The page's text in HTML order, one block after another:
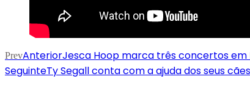
PrevAnteriorJesca Hoop marca três concertos em
SeguinteTy Segall conta com a ajuda dos seus